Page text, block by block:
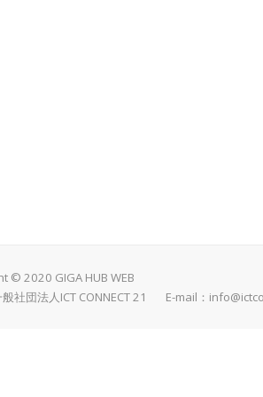
© 2020 GIGA HUB WEB
社団法人ICT CONNECT 21 E-mail：